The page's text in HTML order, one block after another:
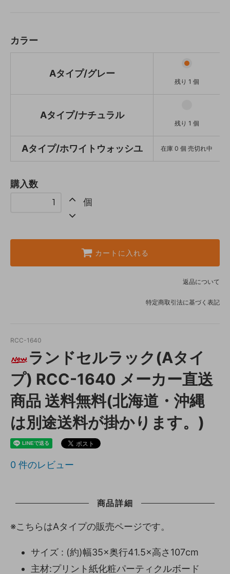
Aタイプ/ホワイトウォッシユ
カラー
Aタイプ/グレー
残り 1 個
Aタイプ/ナチュラル
残り 1 個
Aタイプ/ホワイトウォッシユ 在庫 0 個 売切れ中
購入数
個
カートに入れる
返品について
特定商取引法に基づく表記
RCC-1640
ランドセルラック(Aタイ
プ) RCC-1640 メーカー直送
商品 送料無料(北海道・沖縄
は別途送料が掛かります。)
0 件のレビュー
商品詳細
※こちらはAタイプの販売ページです。
サイズ : (約)幅35×奥行41.5×高さ107cm
主材:プリント紙化粧パーティクルボード